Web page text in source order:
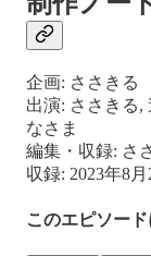
企画: ささきる
出演: ささきる,
なさま
編集・収録: さ
収録: 2023年8月
このエピソー